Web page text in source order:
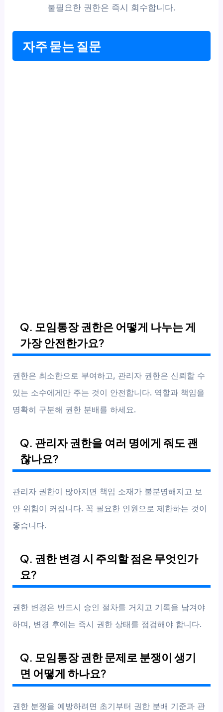
불필요한 권한은 즉시 회수합니다.
자주 묻는 질문
Q. 모임통장 권한은 어떻게 나누는 게
가장 안전한가요?
권한은 최소한으로 부여하고, 관리자 권한은 신뢰할 수
있는 소수에게만 주는 것이 안전합니다. 역할과 책임을
명확히 구분해 권한 분배를 하세요.
Q. 관리자 권한을 여러 명에게 줘도 괜
찮나요?
관리자 권한이 많아지면 책임 소재가 불분명해지고 보
안 위험이 커집니다. 꼭 필요한 인원으로 제한하는 것이
좋습니다.
Q. 권한 변경 시 주의할 점은 무엇인가
요?
권한 변경은 반드시 승인 절차를 거치고 기록을 남겨야
하며, 변경 후에는 즉시 권한 상태를 점검해야 합니다.
Q. 모임통장 권한 문제로 분쟁이 생기
면 어떻게 하나요?
권한 분쟁을 예방하려면 초기부터 권한 분배 기준과 관